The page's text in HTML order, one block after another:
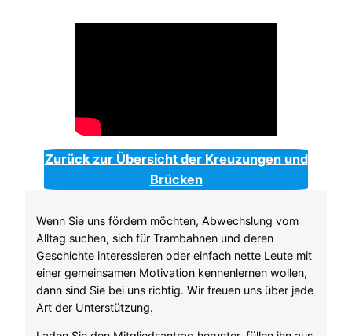
Zurück zur Übersicht der Kreuzungen und
Brücken
Wenn Sie uns fördern möchten, Abwechslung vom
Alltag suchen, sich für Trambahnen und deren
Geschichte interessieren oder einfach nette Leute mit
einer gemeinsamen Motivation kennenlernen wollen,
dann sind Sie bei uns richtig. Wir freuen uns über jede
Art der Unterstützung.